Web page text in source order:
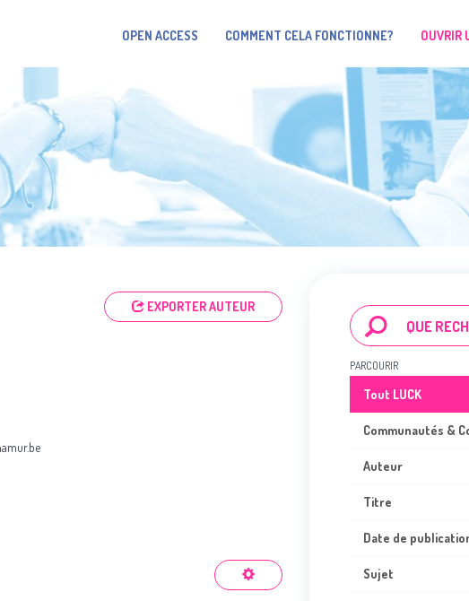
OPEN ACCESS COMMENT CELA FONCTIONNE? OUVRIR
EXPORTER AUTEUR
PARCOURIR
Tout LUCK
Communautés &
Auteur
Titre
Date de
Sujet